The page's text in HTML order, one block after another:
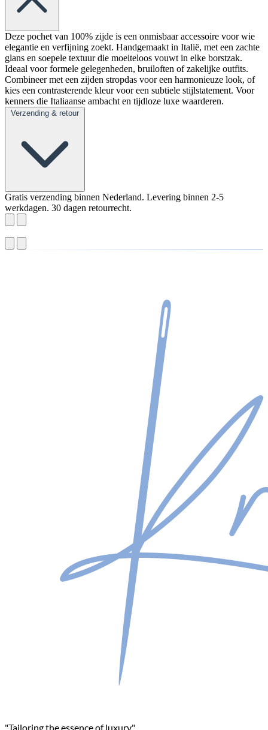
Deze pochet van 100% zijde is een onmisbaar accessoire voor wie
elegantie en verfijning zoekt. Handgemaakt in Italië, met een zachte
glans en soepele textuur die moeiteloos vouwt in elke borstzak.
Ideaal voor formele gelegenheden, bruiloften of zakelijke outfits.
Combineer met een zijden stropdas voor een harmonieuze look, of
kies een contrasterende kleur voor een subtiele stijlstatement. Voor
kenners die Italiaanse ambacht en tijdloze luxe waarderen.
Verzending & retour
Gratis verzending binnen Nederland. Levering binnen 2-5
werkdagen. 30 dagen retourrecht.
"Tailoring the essence of luxury."